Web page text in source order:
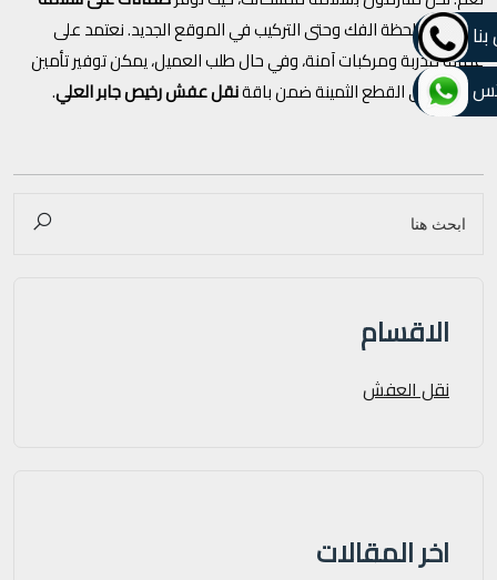
الأثاث من لحظة الفك وحتى التركيب في الموقع الجديد. نعتمد على
عمالة مدربة ومركبات آمنة، وفي حال طلب العميل، يمكن توفير تأمين
إضافي على القطع الثمينة ضمن باقةنقل عفش رخيص جابر العلي.
الاقسام
نقل العفش
اخر المقالات